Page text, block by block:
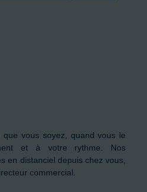
que vous soyez, quand vous le
et à votre rythme. Nos
en distanciel depuis chez vous,
commercial.